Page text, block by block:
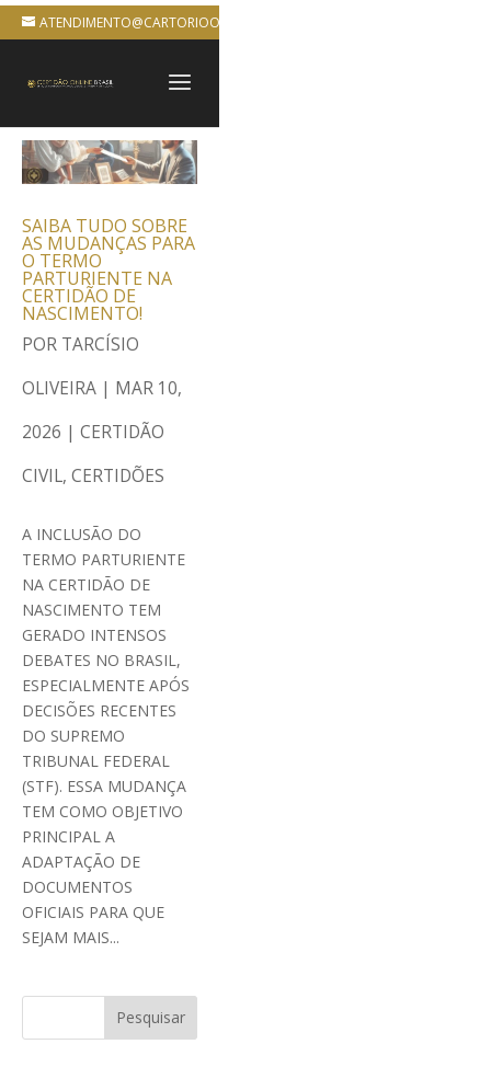
ATENDIMENTO@CARTORIOONLINEBRASIL.COM.BR
SAIBA TUDO SOBRE
AS MUDANÇAS PARA
O TERMO
PARTURIENTE NA
CERTIDÃO DE
NASCIMENTO!
POR TARCÍSIO
OLIVEIRA | MAR 10,
2026 | CERTIDÃO
CIVIL, CERTIDÕES
A INCLUSÃO DO
TERMO PARTURIENTE
NA CERTIDÃO DE
NASCIMENTO TEM
GERADO INTENSOS
DEBATES NO BRASIL,
ESPECIALMENTE APÓS
DECISÕES RECENTES
DO SUPREMO
TRIBUNAL FEDERAL
(STF). ESSA MUDANÇA
TEM COMO OBJETIVO
PRINCIPAL A
ADAPTAÇÃO DE
DOCUMENTOS
OFICIAIS PARA QUE
SEJAM MAIS...